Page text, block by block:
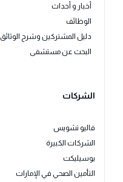
أخبار و أحداث
الوظائف
دليل المشتركين وشرح الوثائق
البحث عن مستشفى
الشركات
فاليو تشويس
الشركات الكبيرة
يوسيليكت
التأمين الصحي في الإمارات